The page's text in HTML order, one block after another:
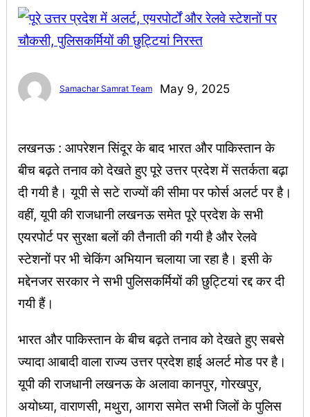
Samachar Samrat Team May 9, 2025
लखनऊ : आपरेशन सिंदूर के बाद भारत और पाकिस्तान के
बीच बढ़ते तनाव को देखते हुए पूरे उत्तर प्रदेश में सतर्कता बढ़ा
दी गयी है। यूपी से सटे राज्यों की सीमा पर फोर्स अलर्ट पर है।
वहीं, यूपी की राजधानी लखनऊ समेत पूरे प्रदेश के सभी
एयरपोर्ट पर सुरक्षा बलों की तैनाती की गयी है और रेलवे
स्टेशनों पर भी चेकिंग अभियान चलाया जा रहा है। इसी के
मद्देनजर सरकार ने सभी पुलिसकर्मियों की छुट्टियां रद्द कर दी
गयी हैं।
भारत और पाकिस्तान के बीच बढ़ते तनाव को देखते हुए सबसे
ज्यादा आबादी वाला राज्य उत्तर प्रदेश हाई अलर्ट मोड पर है।
यूपी की राजधानी लखनऊ के अलावा कानपुर, गोरखपुर,
अयोध्या, वाराणसी, मथुरा, आगरा समेत सभी जिलों के पुलिस